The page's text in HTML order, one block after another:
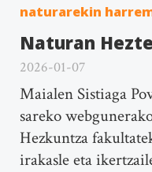
naturarekin
Naturan
2026-01-07
Maialen Sistiaga
sareko
Hezkuntza
irakasle eta